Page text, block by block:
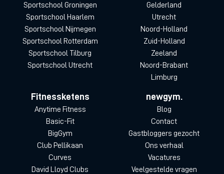
Sportschool Groningen
Sportschool Haarlem
Sportschool Nijmegen
Sportschool Rotterdam
Sportschool Tilburg
Sportschool Utrecht
Gelderland
Utrecht
Noord-Holland
Zuid-Holland
Zeeland
Noord-Brabant
Limburg
Fitnessketens
Anytime Fitness
Basic-Fit
BigGym
Club Pellikaan
Curves
David Lloyd Clubs
newgym.
Blog
Contact
Gastbloggers gezocht
Ons verhaal
Vacatures
Veelgestelde vragen